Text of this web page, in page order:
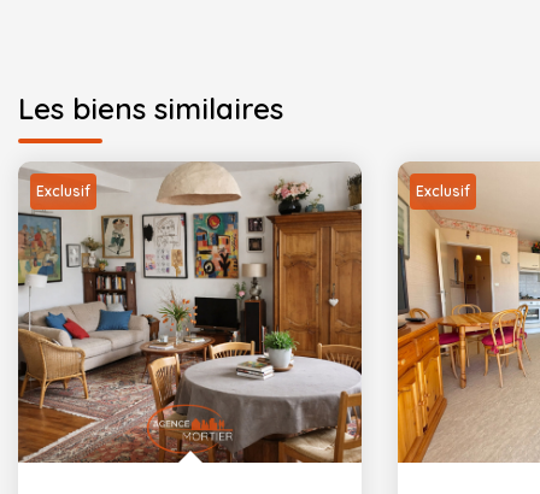
Les biens similaires
Exclusif Exclusif